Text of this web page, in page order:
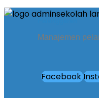
Manajemen
Facebook